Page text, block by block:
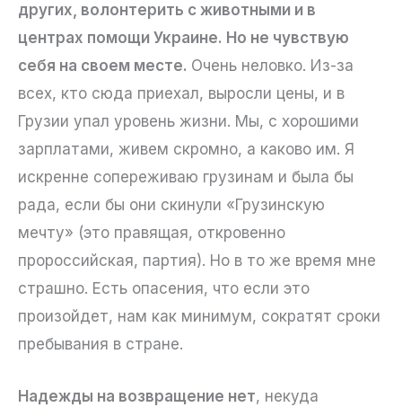
других, волонтерить с животными и в
центрах помощи Украине. Но не чувствую
себя на своем месте. Очень неловко. Из-за
всех, кто сюда приехал, выросли цены, и в
Грузии упал уровень жизни. Мы, с хорошими
зарплатами, живем скромно, а каково им. Я
искренне сопереживаю грузинам и была бы
рада, если бы они скинули «Грузинскую
мечту» (это правящая, откровенно
пророссийская, партия). Но в то же время мне
страшно. Есть опасения, что если это
произойдет, нам как минимум, сократят сроки
пребывания в стране.
Надежды на возвращение нет, некуда